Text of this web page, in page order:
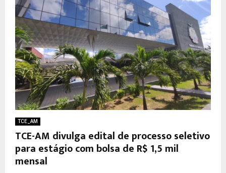
TCE_AM
TCE-AM divulga edital de processo seletivo
para estágio com bolsa de R$ 1,5 mil
mensal